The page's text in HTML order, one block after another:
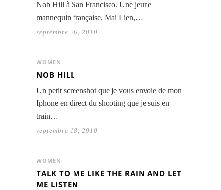
Nob Hill à San Francisco. Une jeune
mannequin française, Mai Lien,…
septembre 26, 2010
WOMEN
NOB HILL
Un petit screenshot que je vous envoie de mon
Iphone en direct du shooting que je suis en
train…
septembre 18, 2010
WOMEN
TALK TO ME LIKE THE RAIN AND LET
ME LISTEN